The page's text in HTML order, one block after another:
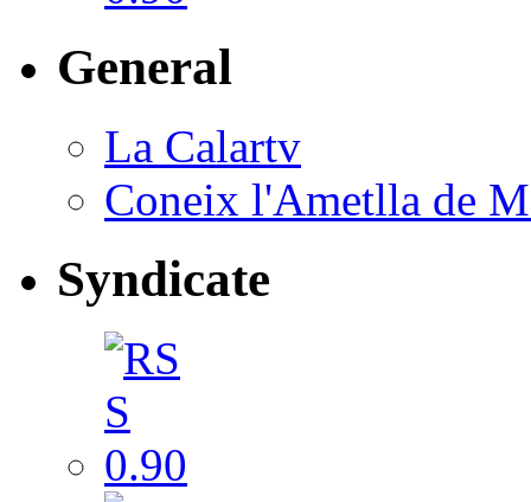
General
La Calartv
Coneix l'Ametlla de
Syndicate